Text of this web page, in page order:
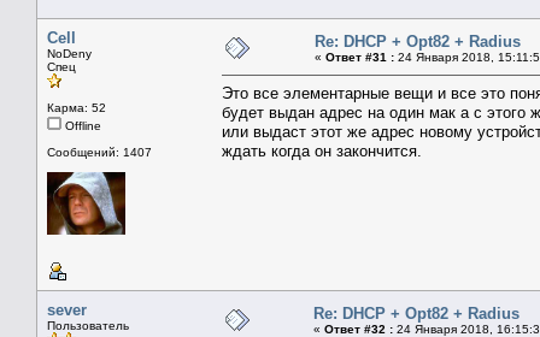
Cell
NoDeny
Спец
Карма: 52
Offline
Сообщений: 1407
Re: DHCP + Opt82 + Radius
« Ответ #31 : 24 Января 2018,
Это все элементарные вещи и все это
будет выдан адрес на один мак а с этого
или выдаст этот же адрес новому
ждать когда он закончится.
sever
Пользователь
Re: DHCP + Opt82 + Radius
« Ответ #32 : 24 Января 2018,